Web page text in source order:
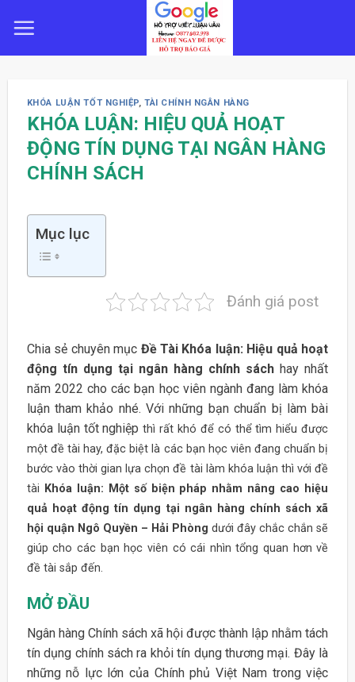
KHÓA LUẬN TỐT NGHIỆP,TÀI CHÍNH NGÂN HÀNG
KHÓA LUẬN: HIỆU QUẢ HOẠT
ĐỘNG TÍN DỤNG TẠI NGÂN HÀNG
CHÍNH SÁCH
Mục lục
Đánh giá post
Chia sẻ chuyên mục Đề Tài Khóa luận: Hiệu quả hoạt
động tín dụng tại ngân hàng chính sách hay nhất
năm 2022 cho các bạn học viên ngành đang làm khóa
luận tham khảo nhé. Với những bạn chuẩn bị làm bài
khóa luận tốt nghiệp thì rất khó để có thể tìm hiểu được
một đề tài hay, đặc biệt là các bạn học viên đang chuẩn bị
bước vào thời gian lựa chọn đề tài làm khóa luận thì với đề
tài Khóa luận: Một số biện pháp nhằm nâng cao hiệu
quả hoạt động tín dụng tại ngân hàng chính sách xã
hội quận Ngô Quyền – Hải Phòngdưới đây chắc chắn sẽ
giúp cho các bạn học viên có cái nhìn tổng quan hơn về
đề tài sắp đến.
MỞ ĐẦU
Ngân hàng Chính sách xã hội được thành lập nhằm tách
tín dụng chính sách ra khỏi tín dụng thương mại. Đây là
những nỗ lực lớn của Chính phủ Việt Nam trong việc